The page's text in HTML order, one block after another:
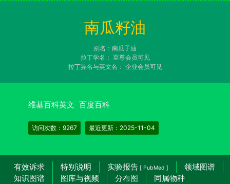
南瓜籽油
别名：南瓜子油
拉丁学名： 至尊会员可见
拉丁异名与英文名： 企业会员可见
维基百科英文 百度百科
访问次数：9267 最近更新：2025-11-04
有效诉求 特别说明 实验报告 [ PubMed ]
领域图谱
知识图谱
图库与视频 分布图 同属物种